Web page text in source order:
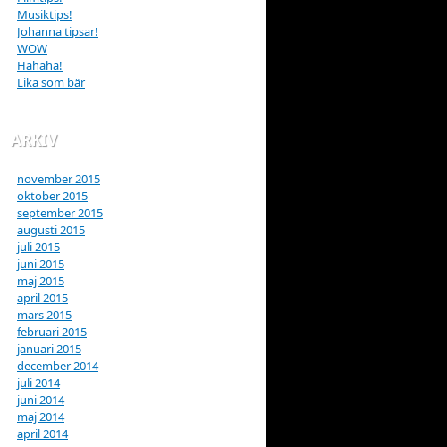
Musiktips!
Johanna tipsar!
WOW
Hahaha!
Lika som bär
ARKIV
november 2015
oktober 2015
september 2015
augusti 2015
juli 2015
juni 2015
maj 2015
april 2015
mars 2015
februari 2015
januari 2015
december 2014
juli 2014
juni 2014
maj 2014
april 2014